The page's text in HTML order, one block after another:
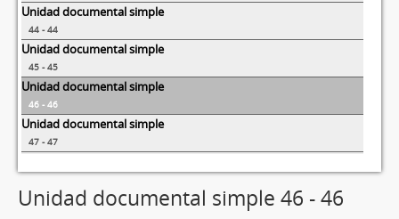
Unidad documental simple
44 - 44
Unidad documental simple
45 - 45
Unidad documental simple
46 - 46
Unidad documental simple
47 - 47
Unidad documental simple 46 - 46